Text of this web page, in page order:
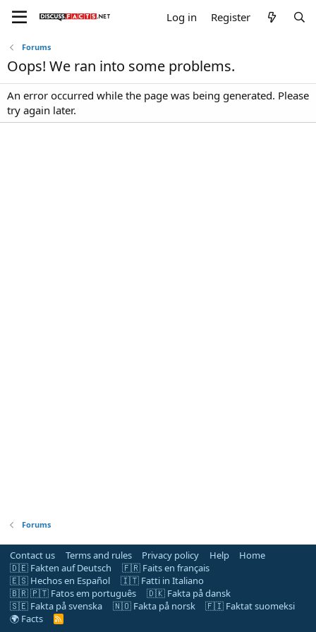
Log in Register
Forums
Oops! We ran into some problems.
An error occurred while the page was being generated. Please
try again later.
Forums
Contact us Terms and rules Privacy policy Help
Home
🇩🇪 Fakten auf Deutsch
🇫🇷 Faits en français
🇪🇸 Hechos en Español
🇮🇹 Fatti in Italiano
🇧🇷 🇵🇹 Fatos em português
🇩🇰 Fakta på dansk
🇸🇪 Fakta på svenska
🇳🇴 Fakta på norsk
🇫🇮 Faktat suomeksi
🌍 Facts
R